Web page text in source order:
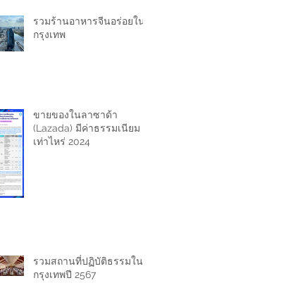
รวมร้านอาหารจีนอร่อยใน
กรุงเทพ
ขายของในลาซาด้า
(Lazada) มีค่าธรรมเนียม
เท่าไหร่ 2024
รวมสถานที่ปฏิบัติธรรมใน
กรุงเทพปี 2567